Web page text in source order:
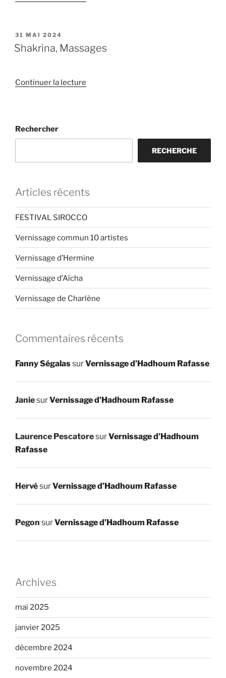
PUBLIÉ
LE
31 MAI 2024
Shakrina, Massages
Continuer la lecture
Rechercher
RECHERCHE
Articles récents
FESTIVAL SIROCCO
Vernissage commun 10 artistes
Vernissage d’Hermine
Vernissage d’Aïcha
Vernissage de Charlène
Commentaires récents
Fanny SégalassurVernissage d’Hadhoum Rafasse
JaniesurVernissage d’Hadhoum Rafasse
Laurence PescatoresurVernissage d’Hadhoum
Rafasse
HervésurVernissage d’Hadhoum Rafasse
Pegon surVernissage d’Hadhoum Rafasse
Archives
mai 2025
janvier 2025
décembre 2024
novembre 2024